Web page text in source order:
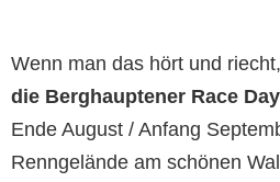
Wenn man das hört und
die Berghauptener Race
Ende August / Anfang
Renngelände am schönen